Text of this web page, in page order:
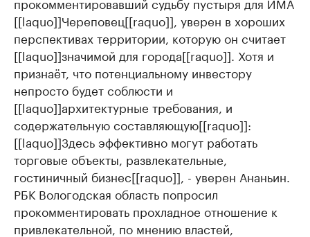
[[laquo]]Череповец[[raquo]], уверен в хороших
перспективах территории, которую он считает
[[laquo]]значимой для города[[raquo]]. Хотя и
признаёт, что потенциальному инвестору
непросто будет соблюсти и
[[laquo]]архитектурные требования, и
содержательную составляющую[[raquo]]:
[[laquo]]Здесь эффективно могут работать
торговые объекты, развлекательные,
гостиничный бизнес[[raquo]], - уверен Ананьин.
РБК Вологодская область попросил
прокомментировать прохладное отношение к
привлекательной, по мнению властей,